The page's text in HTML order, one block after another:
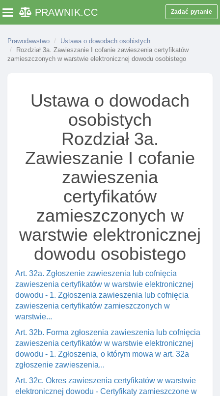
Toggle navigation
PRAWNIK.CC Zadać pytanie
Prawodawstwo
Ustawa o dowodach osobistych
Rozdział 3a. Zawieszanie I cofanie zawieszenia certyfikatów
zamieszczonych w warstwie elektronicznej dowodu osobistego
Ustawa o dowodach
osobistych
Rozdział 3a.
Zawieszanie I cofanie
zawieszenia
certyfikatów
zamieszczonych w
warstwie elektronicznej
dowodu osobistego
Art. 32a. Zgłoszenie zawieszenia lub cofnięcia
zawieszenia certyfikatów w warstwie elektronicznej
dowodu - 1. Zgłoszenia zawieszenia lub cofnięcia
zawieszenia certyfikatów zamieszczonych w
warstwie...
Art. 32b. Forma zgłoszenia zawieszenia lub cofnięcia
zawieszenia certyfikatów w warstwie elektronicznej
dowodu - 1. Zgłoszenia, o którym mowa w art. 32a
zgłoszenie zawieszenia...
Art. 32c. Okres zawieszenia certyfikatów w warstwie
elektronicznej dowodu - Certyfikaty zamieszczone w